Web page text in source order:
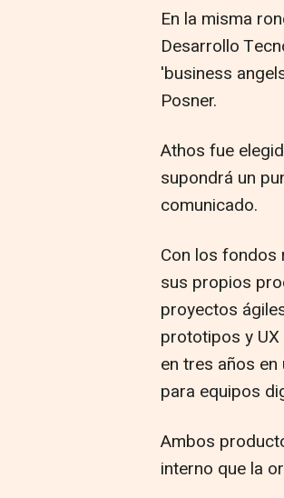
En la misma
Desarrollo
'business
Posner.
Athos fue
supondrá un
comunicado.
Con los fondos
sus propios
proyectos
prototipos y
en tres años
para equipos
Ambos
interno que la